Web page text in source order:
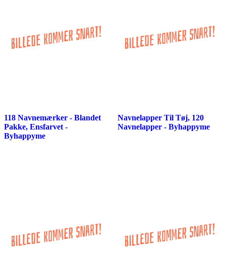
118 Navnemærker - Blandet
Pakke, Ensfarvet -
Byhappyme
Navnelapper Til Tøj, 120
Navnelapper - Byhappyme